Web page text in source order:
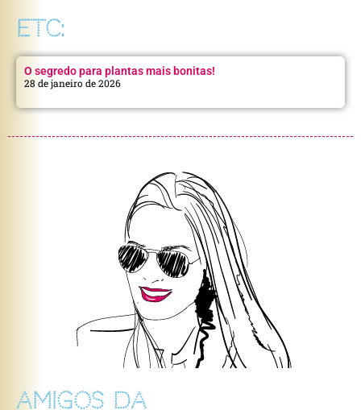
ETC:
O segredo para plantas mais bonitas!
28 de janeiro de 2026
AMIGOS DA